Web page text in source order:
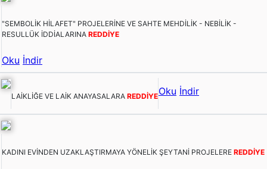
"SEMBOLİK HİLAFET" PROJELERİNE VE SAHTE MEHDİLİK - NEBİLİK -
RESULLÜK İDDİALARINA REDDİYE
Oku İndir
LAİKLİĞE VE LAİK ANAYASALARA REDDİYEOku İndir
KADINI EVİNDEN UZAKLAŞTIRMAYA YÖNELİK ŞEYTANİ PROJELERE REDDİYE